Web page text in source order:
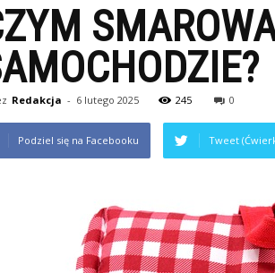
Redakcja - 6 lutego 2025 245 0
Podziel się na Facebooku Tweet